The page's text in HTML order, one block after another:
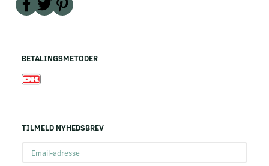
BETALINGSMETODER
TILMELD NYHEDSBREV
adresse